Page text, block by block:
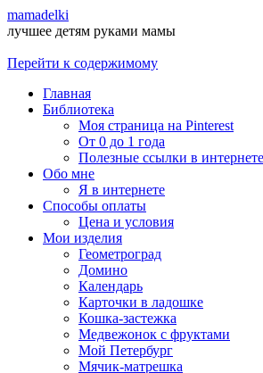
mamadelki
лучшее детям руками мамы
Перейти к содержимому
Главная
Библиотека
Моя страница на Pinterest
От 0 до 1 года
Полезные ссылки в интернете
Обо мне
Я в интернете
Способы оплаты
Цена и условия
Мои изделия
Геометроград
Домино
Календарь
Карточки в ладошке
Кошка-застежка
Медвежонок с фруктами
Мой Петербург
Мячик-матрешка